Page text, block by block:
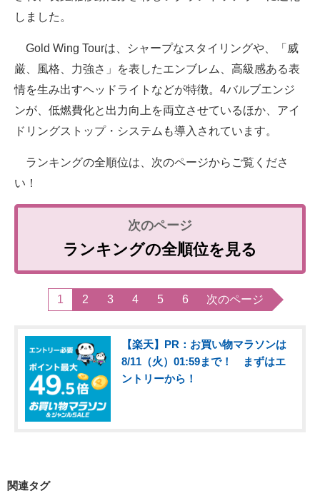
しました。
Gold Wing Tourは、シャープなスタイリングや、「威
厳、風格、力強さ」を表したエンブレム、高級感ある表
情を生み出すヘッドライトなどが特徴。4バルブエンジ
ンが、低燃費化と出力向上を両立させているほか、アイ
ドリングストップ・システムも導入されています。
ランキングの全順位は、次のページからご覧くださ
い！
ランキングの全順位を見る
1 2 3 4 5 6 次のページ
【楽天】PR：お買い物マラソンは
8/11（火）01:59まで！ まずはエ
ントリーから！
関連タグ